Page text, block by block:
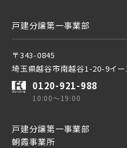
西武線
西武池袋線
西武新宿線
戸建分譲第一事業部
〒343-0845
埼玉県越谷市南越谷1-20-9イ
0120-921-988
10:00～19:00
戸建分譲第一事業部
朝霞事業所